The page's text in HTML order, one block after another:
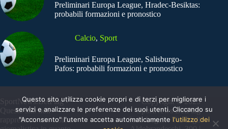
Preliminari Europa League, Hradec-Besiktas:
probabili formazioni e pronostico
Calcio, Sport
Preliminari Europa League, Salisburgo-
Pafos: probabili formazioni e pronostico
SportNews.BetFlag -
Questo sito non
rappresenta una testata
Copyright © 2025
SportNews BetFlag
Sede Legale: Via degli
Questo sito utilizza cookie propri e di terzi per migliorare i
servizi e analizzare le preferenze dei suoi utenti. Cliccando su
"Acconsento" l'utente accetta automaticamente l'utilizzo dei